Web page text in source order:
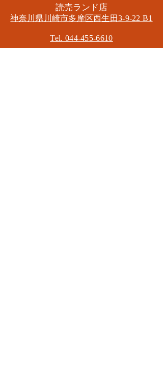
​読売ランド店
神奈川県川崎市多摩区​西生田3-9-22 B1
Tel. 044-455-6610